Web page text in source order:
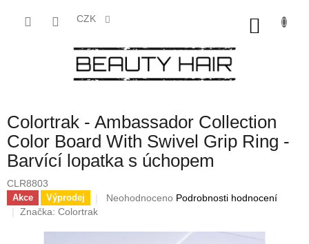
CZK
Colortrak - Ambassador Collection
Color Board With Swivel Grip Ring -
Barvící lopatka s úchopem
CLR8803
Akce Výprodej
Průměrné
Neohodnoceno Podrobnosti hodnocení
Značka: Colortrak